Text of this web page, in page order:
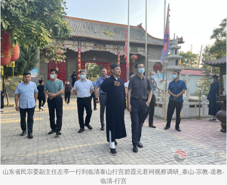
山东省民宗委副主任左亭一行到临清泰山行宫碧霞元君祠视察调研_泰山-宗教-道教-
临清-行宫